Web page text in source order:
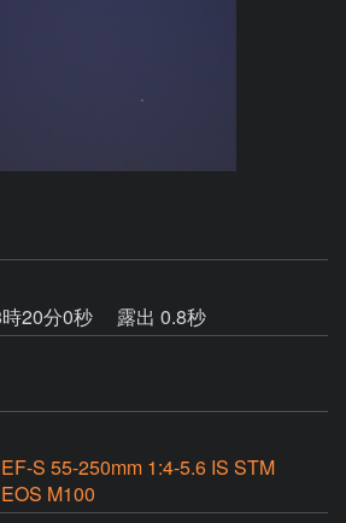
20分0秒
露出 0.8秒
EF-S 55-250mm 1:4-5.6 IS STM
EOS M100